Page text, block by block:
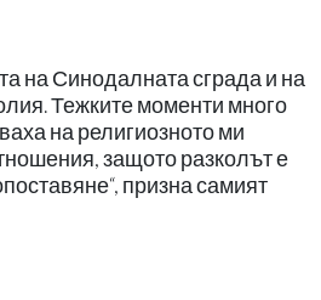
на Синодалната сграда и на
Тежките моменти много
на религиозното ми
защото разколът е
призна самият